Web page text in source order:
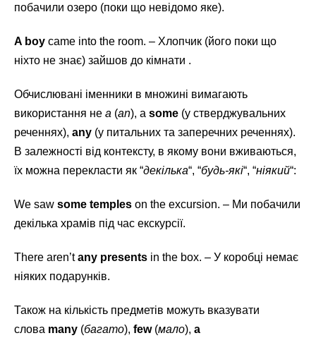
побачили озеро (поки що невідомо яке).
A boy came into the room. – Хлопчик (його поки що
ніхто не знає) зайшов до кімнати .
Обчислювані іменники в множині вимагають
використання не a (an), а some (у стверджувальних
реченнях), any (у питальних та заперечних реченнях).
В залежності від контексту, в якому вони вживаються,
їх можна перекласти як “декілька“, “будь-які“, “ніякий“:
We saw some temples on the excursion. – Ми побачили
декілька храмів під час екскурсії.
There aren’tany presents in the box. – У коробці немає
ніяких подарунків.
Також на кількість предметів можуть вказувати
слова many (багато), few(мало), a